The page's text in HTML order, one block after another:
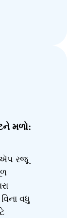
મળો:
ઍપ રજૂ
વધુ